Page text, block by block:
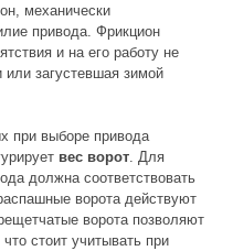
механически
привода. Фрикцион
и на его работу не
загустевшая зимой
при выборе привода
вес ворот. Для
должна соответствовать
ворота действуют
ворота позволяют
стоит учитывать при